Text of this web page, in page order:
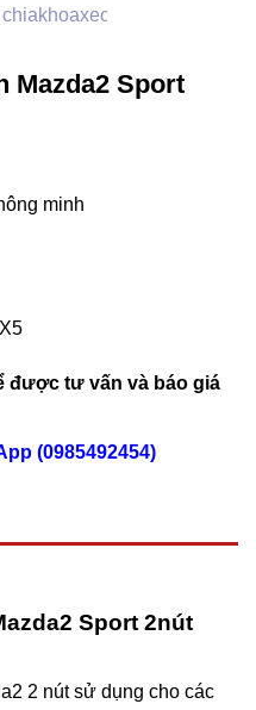
Mazda2 Sport
minh
được tư vấn và báo giá
(0985492454)
Sport 2nút
2 nút sử dụng cho các